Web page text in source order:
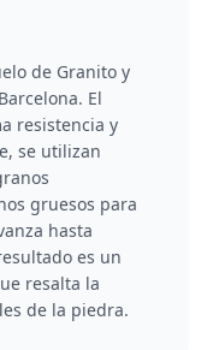
de Granito y
El
resistencia y
se utilizan
gruesos para
hasta
es un
resalta la
de la piedra.